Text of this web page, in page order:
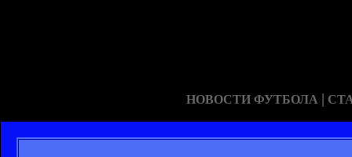
НОВОСТИ ФУТБОЛА |